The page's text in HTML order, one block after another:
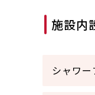
施設内
シャワ